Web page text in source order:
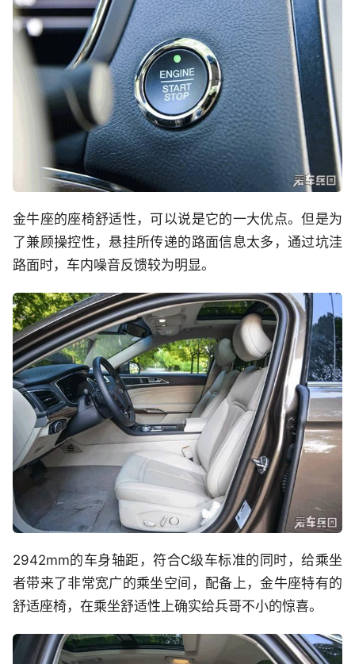
金牛座的座椅舒适性，可以说是它的一大优点。但是为
了兼顾操控性，悬挂所传递的路面信息太多，通过坑洼
路面时，车内噪音反馈较为明显。
2942mm的车身轴距，符合C级车标准的同时，给乘坐
者带来了非常宽广的乘坐空间，配备上，金牛座特有的
舒适座椅，在乘坐舒适性上确实给兵哥不小的惊喜。